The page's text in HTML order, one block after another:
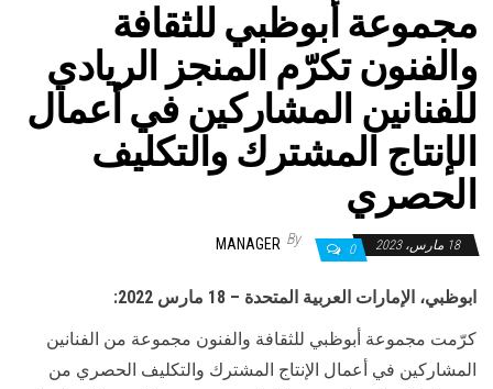
مجموعة أبوظبي للثقافة
والفنون تكرّم المنجز الريادي
للفنانين المشاركين في أعمال
الإنتاج المشترك والتكليف
الحصري
18 مارس، 2023 0
By
MANAGER
ابوظبي، الإمارات العربية المتحدة –
18 مارس 2022:
كرّمت مجموعة أبوظبي للثقافة والفنون مجموعة من الفنانين
المشاركين في أعمال الإنتاج المشترك والتكليف الحصري من